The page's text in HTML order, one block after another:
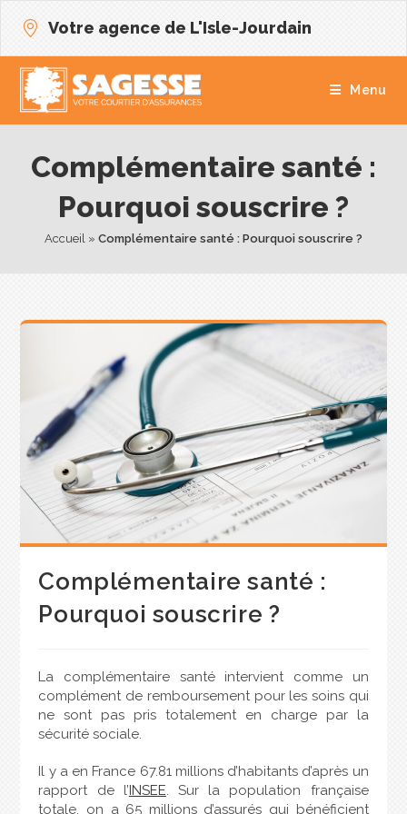
Votre agence de L'Isle-Jourdain
Menu
Complémentaire santé :
Pourquoi souscrire ?
Accueil » Complémentaire santé : Pourquoi souscrire ?
Complémentaire santé :
Pourquoi souscrire ?
La complémentaire santé intervient comme un
complément de remboursement pour les soins qui
ne sont pas pris totalement en charge par la
sécurité sociale.
Il y a en France 67.81 millions d’habitants d’après un
rapport de l’INSEE. Sur la population française
totale, on a 65 millions d’assurés qui bénéficient